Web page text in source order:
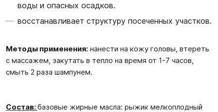
воды и опасных осадков.
восстанавливает структуру посеченных участков.
Методы применения: нанести на кожу головы, втереть
с массажем, закутать в тепло на время от 1-7 часов,
смыть 2 раза шампунем.
Состав:базовые жирные масла: рыжик мелкоплодный